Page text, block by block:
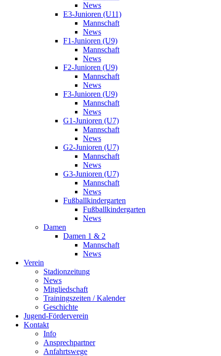
News
E3-Junioren (U11)
Mannschaft
News
F1-Junioren (U9)
Mannschaft
News
F2-Junioren (U9)
Mannschaft
News
F3-Junioren (U9)
Mannschaft
News
G1-Junioren (U7)
Mannschaft
News
G2-Junioren (U7)
Mannschaft
News
G3-Junioren (U7)
Mannschaft
News
Fußballkindergarten
Fußballkindergarten
News
Damen
Damen 1 & 2
Mannschaft
News
Verein
Stadionzeitung
News
Mitgliedschaft
Trainingszeiten / Kalender
Geschichte
Jugend-Förderverein
Kontakt
Info
Ansprechpartner
Anfahrtswege